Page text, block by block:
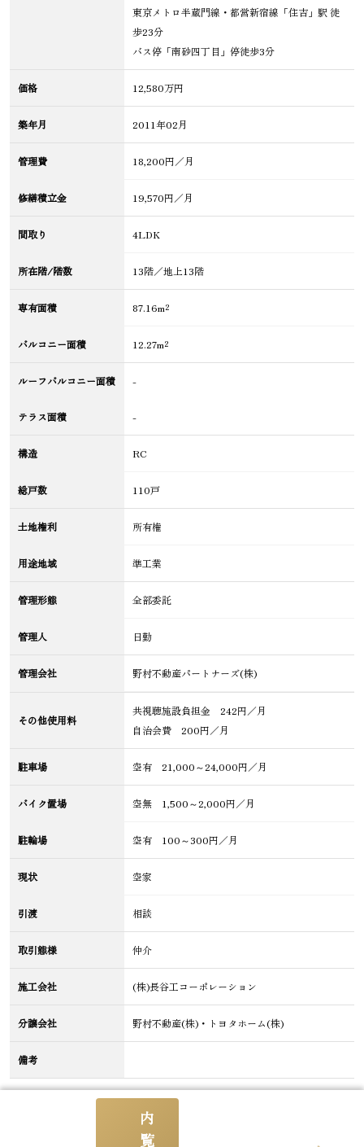
東京メトロ半蔵門線・都営新宿線「住吉」駅 徒
歩23分
バス停「南砂四丁目」停徒歩3分
価格 12,580万円
築年月 2011年02月
管理費 18,200円／月
修繕積立金 19,570円／月
間取り 4LDK
所在階/階数 13階／地上13階
専有面積 87.16m²
バルコニー面積 12.27m²
ルーフバルコニー面積 -
テラス面積 -
構造 RC
総戸数 110戸
土地権利 所有権
用途地域 準工業
管理形態 全部委託
管理人 日勤
管理会社 野村不動産パートナーズ(株)
その他使用料
共視聴施設負担金 242円／月
自治会費 200円／月
駐車場 空有 21,000～24,000円／月
バイク置場 空無 1,500～2,000円／月
駐輪場 空有 100～300円／月
現状 空家
引渡 相談
取引態様 仲介
施工会社 (株)長谷工コーポレーション
分譲会社 野村不動産(株)・トヨタホーム(株)
備考
更新予定日
内
覧